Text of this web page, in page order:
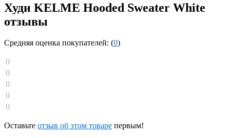
Худи KELME Hooded Sweater White
отзывы
Средняя оценка покупателей: (0)
0
0
0
0
0
Оставьте отзыв об этом товаре первым!